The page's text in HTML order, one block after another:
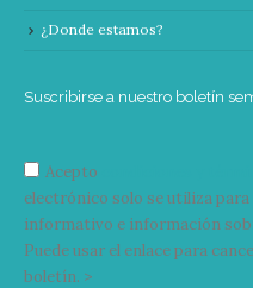
¿Donde estamos?
Suscribirse a nuestro boletín
Acepto
electrónico solo se utiliza
informativo e información
Puede usar el enlace para
boletín. >